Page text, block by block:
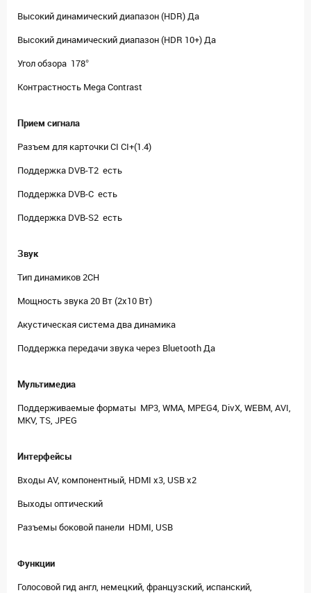
Высокий динамический диапазон (HDR) Да
Высокий динамический диапазон (HDR 10+) Да
Угол обзора 178°
Контрастность Mega Contrast
Прием сигнала
Разъем для карточки CI CI+(1.4)
Поддержка DVB-T2 есть
Поддержка DVB-C есть
Поддержка DVB-S2 есть
Звук
Тип динамиков 2CH
Мощность звука 20 Вт (2х10 Вт)
Акустическая система два динамика
Поддержка передачи звука через Bluetooth Да
Мультимедиа
Поддерживаемые форматы MP3, WMA, MPEG4, DivX, WEBM, AVI,
MKV, TS, JPEG
Интерфейсы
Входы AV, компонентный, HDMI x3, USB x2
Выходы оптический
Разъемы боковой панели HDMI, USB
Функции
Голосовой гид англ, немецкий, французский, испанский,